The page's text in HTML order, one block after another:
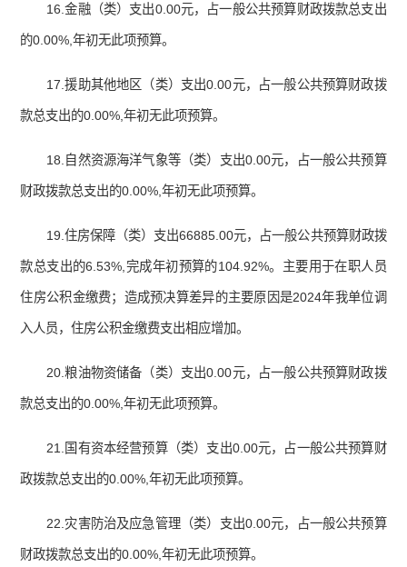
16.金融（类）支出0.00元，占一般公共预算财政拨款总支出
的0.00%,年初无此项预算。
17.援助其他地区（类）支出0.00元，占一般公共预算财政拨
款总支出的0.00%,年初无此项预算。
18.自然资源海洋气象等（类）支出0.00元，占一般公共预算
财政拨款总支出的0.00%,年初无此项预算。
19.住房保障（类）支出66885.00元，占一般公共预算财政拨
款总支出的6.53%,完成年初预算的104.92%。主要用于在职人员
住房公积金缴费；造成预决算差异的主要原因是2024年我单位调
入人员，住房公积金缴费支出相应增加。
20.粮油物资储备（类）支出0.00元，占一般公共预算财政拨
款总支出的0.00%,年初无此项预算。
21.国有资本经营预算（类）支出0.00元，占一般公共预算财
政拨款总支出的0.00%,年初无此项预算。
22.灾害防治及应急管理（类）支出0.00元，占一般公共预算
财政拨款总支出的0.00%,年初无此项预算。